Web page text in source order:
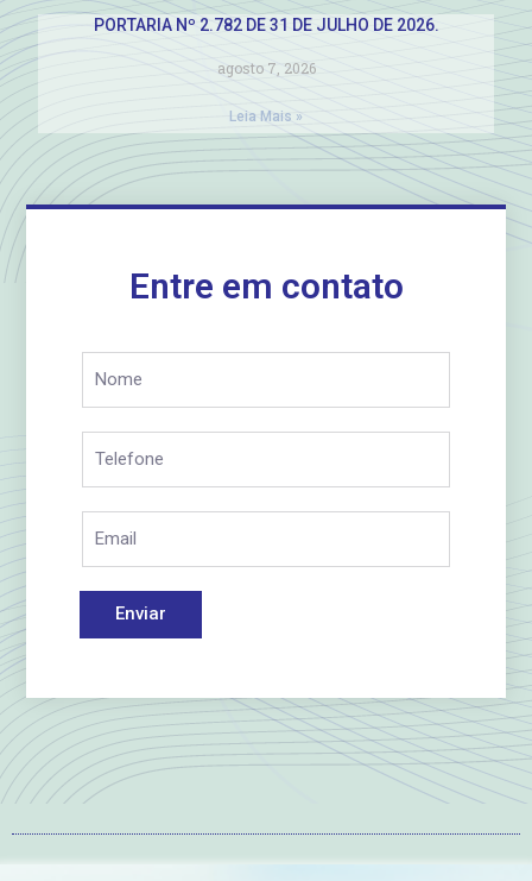
PORTARIA Nº 2.782 DE 31 DE JULHO DE 2026.
agosto 7, 2026
Leia Mais »
Entre em contato
Enviar